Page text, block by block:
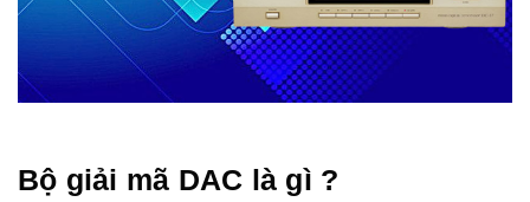
Bộ giải mã DAC là gì ?